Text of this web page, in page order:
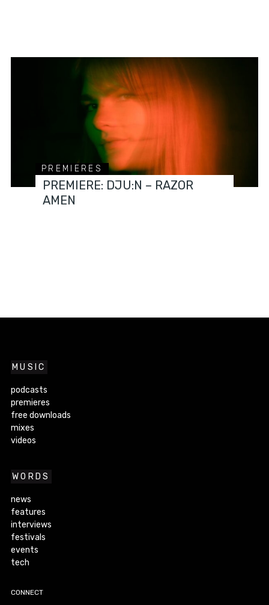
PREMIERES
PREMIERE: DJU:N – RAZOR
AMEN
MUSIC
podcasts
premieres
free downloads
mixes
videos
WORDS
news
features
interviews
festivals
events
tech
CONNECT